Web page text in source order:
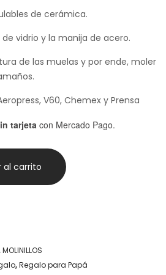
de cerámica.
vidrio y la manija de acero.
de las muelas y por ende, moler
V60, Chemex y Prensa
tarjeta con Mercado Pago.
al carrito
MOLINILLOS
,Regalo para Papá